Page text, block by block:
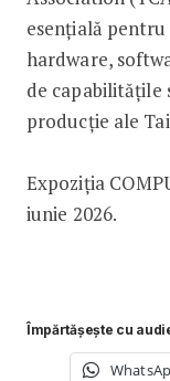
esențială
hardware,
de capabilitățile
producție ale
Expoziția
iunie 2026.
Împărtășește cu